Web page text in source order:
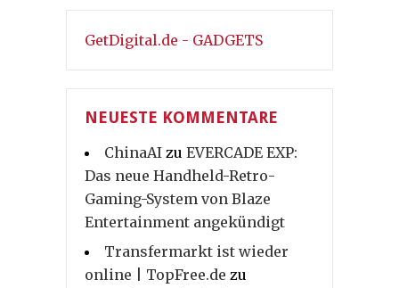
GetDigital.de - GADGETS
NEUESTE KOMMENTARE
ChinaAI zu EVERCADE EXP:
Das neue Handheld-Retro-
Gaming-System von Blaze
Entertainment angekündigt
Transfermarkt ist wieder
online | TopFree.de zu